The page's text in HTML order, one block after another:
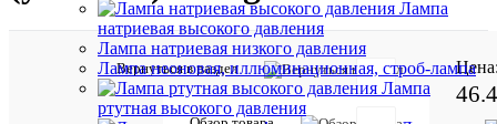
Лампа
натриевая высокого давления
Лампа натриевая низкого давления
Лампа неоновая, иллюминационная, строб-лампа
Лампа
ртутная высокого давления
Вернуться в раздел